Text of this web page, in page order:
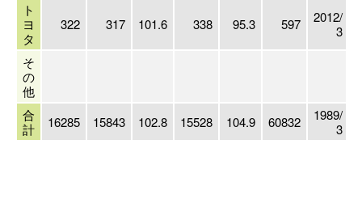
ト
ヨ
タ
322 317 101.6 338 95.3 597
2012/
3
そ
の
他
合
計
16285 15843 102.8 15528 104.9 60832
1989/
3